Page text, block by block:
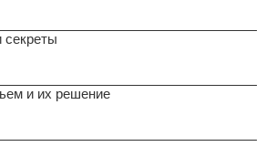
секреты
и их решение